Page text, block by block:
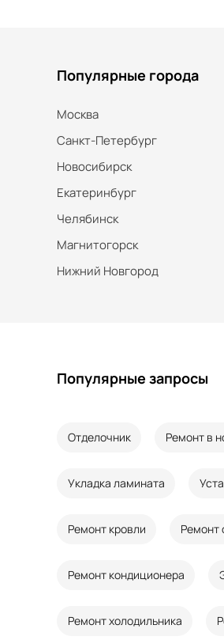
Популярные города
Москва
Санкт-Петербург
Новосибирск
Екатеринбург
Челябинск
Магнитогорск
Нижний Новгород
Популярные запросы
Отделочник Ремонт в
Укладка ламината
Ремонт кровли Ремонт
Ремонт кондиционера
Ремонт холодильника